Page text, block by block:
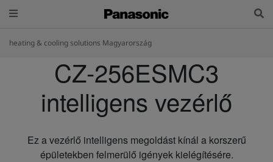
heating & cooling solutions Magyarország
CZ-256ESMC3
intelligens vezérlő
Ez a vezérlő intelligens megoldást kínál a korszerű
épületekben felmerülő igények kielégítésére.